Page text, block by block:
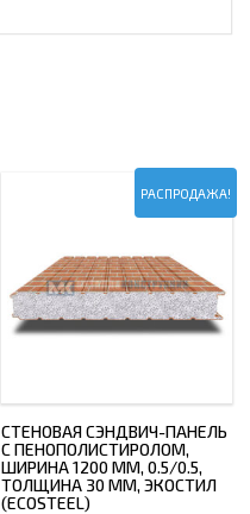
РАСПРОДАЖА!
СТЕНОВАЯ СЭНДВИЧ-ПАНЕЛЬ
С ПЕНОПОЛИСТИРОЛОМ,
ШИРИНА 1200 ММ, 0.5/0.5,
ТОЛЩИНА 30 ММ, ЭКОСТИЛ
(ECOSTEEL)